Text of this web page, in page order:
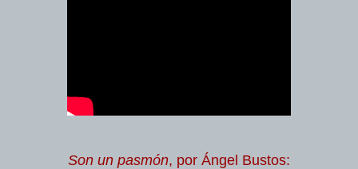
Son un pasmón, por Ángel Bustos: